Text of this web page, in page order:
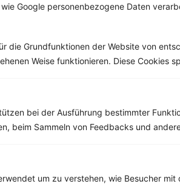
Google personenbezogene Daten
die Grundfunktionen der Website von
Weise funktionieren. Diese Cookies
bei der Ausführung bestimmter
beim Sammeln von Feedbacks und
um zu verstehen, wie Besucher mit
ganz korrekt ist.
Fett:29 g